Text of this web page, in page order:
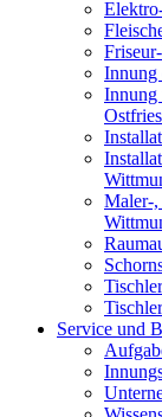
Innung
Innung
Maler-,
Service und